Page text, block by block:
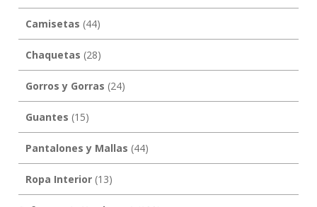
Camisetas (44)
Chaquetas (28)
Gorros y Gorras (24)
Guantes (15)
Pantalones y Mallas (44)
Ropa Interior(13)